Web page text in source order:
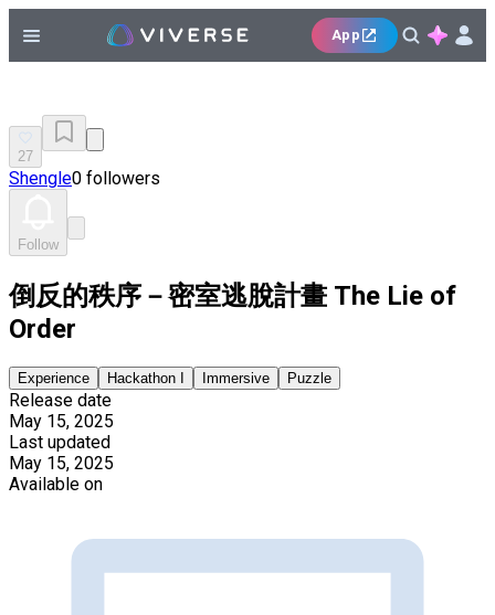
App
27
Shengle0 followers
Follow
倒反的秩序－密室逃脫計畫 The Lie of
Order
Experience Hackathon I Immersive Puzzle
Release date
May 15, 2025
Last updated
May 15, 2025
Available on